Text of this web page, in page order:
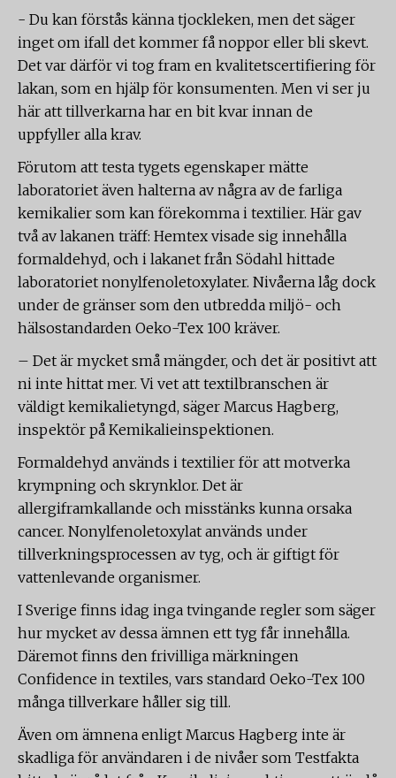
- Du kan förstås känna tjockleken, men det säger
inget om ifall det kommer få noppor eller bli skevt.
Det var därför vi tog fram en kvalitetscertifiering för
lakan, som en hjälp för konsumenten. Men vi ser ju
här att tillverkarna har en bit kvar innan de
uppfyller alla krav.
Förutom att testa tygets egenskaper mätte
laboratoriet även halterna av några av de farliga
kemikalier som kan förekomma i textilier. Här gav
två av lakanen träff: Hemtex visade sig innehålla
formaldehyd, och i lakanet från Södahl hittade
laboratoriet nonylfenoletoxylater. Nivåerna låg dock
under de gränser som den utbredda miljö- och
hälsostandarden Oeko-Tex 100 kräver.
– Det är mycket små mängder, och det är positivt att
ni inte hittat mer. Vi vet att textilbranschen är
väldigt kemikalietyngd, säger Marcus Hagberg,
inspektör på Kemikalieinspektionen.
Formaldehyd används i textilier för att motverka
krympning och skrynklor. Det är
allergiframkallande och misstänks kunna orsaka
cancer. Nonylfenoletoxylat används under
tillverkningsprocessen av tyg, och är giftigt för
vattenlevande organismer.
I Sverige finns idag inga tvingande regler som säger
hur mycket av dessa ämnen ett tyg får innehålla.
Däremot finns den frivilliga märkningen
Confidence in textiles, vars standard Oeko-Tex 100
många tillverkare håller sig till.
Även om ämnena enligt Marcus Hagberg inte är
skadliga för användaren i de nivåer som Testfakta